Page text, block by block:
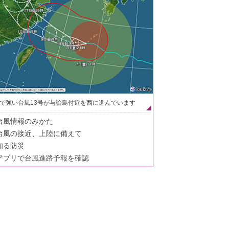
強い台風13号が与論島付近を西に進んでいます
風情報のみかた
風の接近、上陸に備えて
る防災
プリで台風進路予報を確認